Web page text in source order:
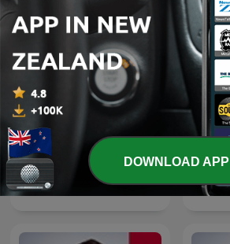
Le masque et la plume
DOWNLOAD APP